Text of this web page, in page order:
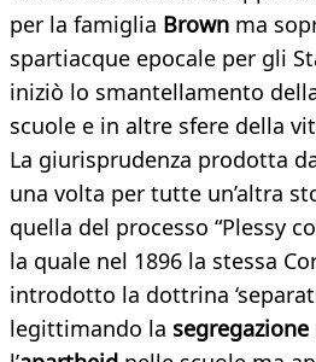
per la famiglia Brown ma
spartiacque epocale per gli
iniziò lo smantellamento
scuole e in altre sfere della
La giurisprudenza prodotta
una volta per tutte un’altra
quella del processo “Plessy
la quale nel 1896 la stessa
introdotto la dottrina
legittimando la segregazione